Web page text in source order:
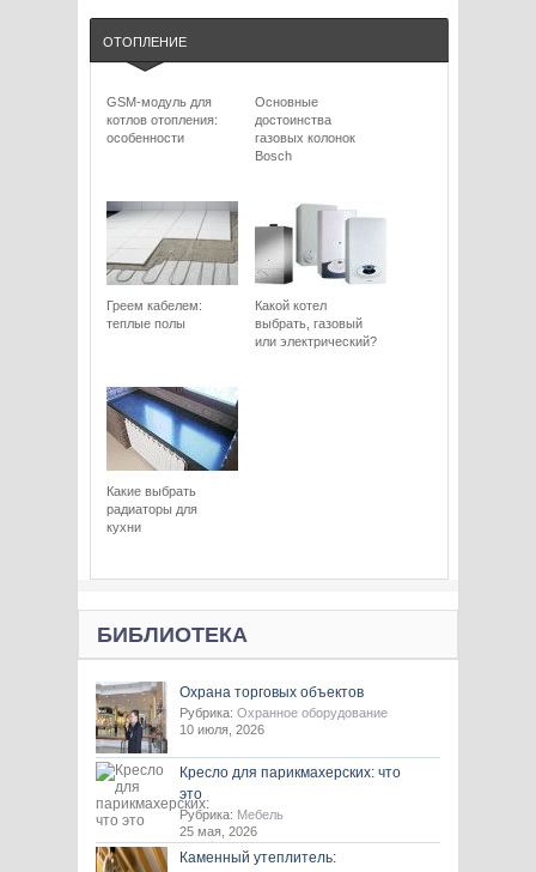
ОТОПЛЕНИЕ
GSM-модуль для
котлов отопления:
особенности
Основные
достоинства
газовых колонок
Bosch
Греем кабелем:
теплые полы
Какой котел
выбрать, газовый
или электрический?
Какие выбрать
радиаторы для
кухни
БИБЛИОТЕКА
Охрана торговых объектов
Рубрика: Охранное оборудование
10 июля, 2026
Кресло для парикмахерских: что
это
Рубрика: Мебель
25 мая, 2026
Каменный утеплитель: